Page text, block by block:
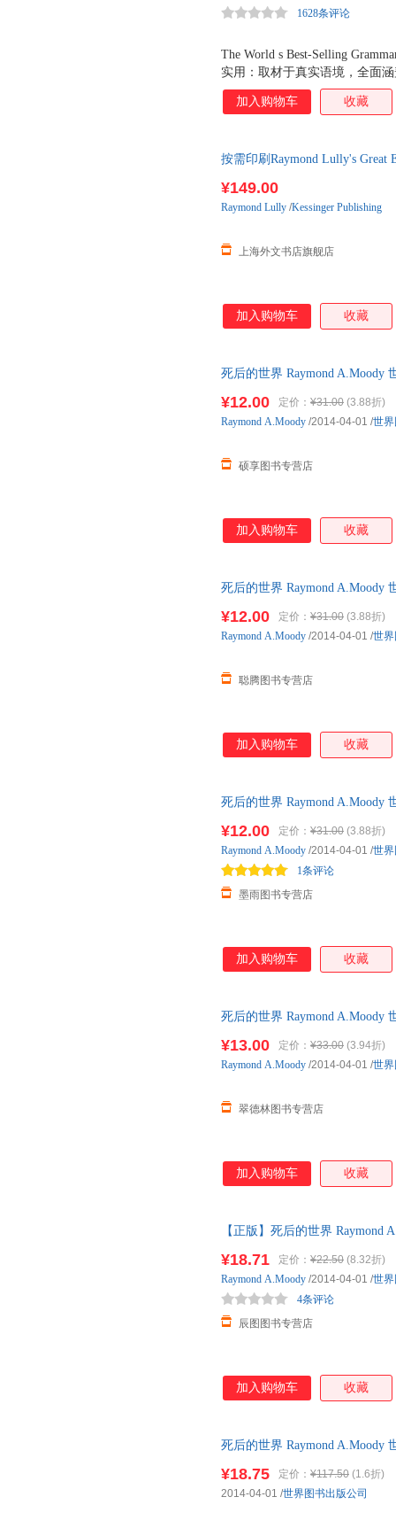
The World s Best-Selling
实用：取材于真实语境，全面
点，方便读者挑选所需内容。
法，右页编排相应练习，随学
法，可迅速定位相关讲解。 《
级，全面修订语法讲解，更新
的使用语境。 《剑桥初级英语
1628条评论
出版社
加入购物车 收藏
按需印刷Raymond Lully's
¥149.00
上海外文书店旗舰店
Raymond Lully /Kessinger Publishing
加入购物车 收藏
死后的世界 Raymond A.Moody
¥12.00 定价： ¥31.00 (3.88折)
硕享图书专营店
Raymond A.Moody /2014-04-01 /世
加入购物车 收藏
死后的世界 Raymond A.Moody
¥12.00 定价： ¥31.00 (3.88折)
聪腾图书专营店
Raymond A.Moody /2014-04-01 /世
加入购物车 收藏
死后的世界 Raymond A.Moody
¥12.00 定价： ¥31.00 (3.88折)
墨雨图书专营店
1条评论
Raymond A.Moody /2014-04-01 /世
加入购物车 收藏
死后的世界 Raymond A.Moody
¥13.00 定价： ¥33.00 (3.94折)
翠德林图书专营店
Raymond A.Moody /2014-04-01 /世
加入购物车 收藏
【正版】死后的世界 Raymond
¥18.71 定价： ¥22.50 (8.32折)
辰图图书专营店
4条评论
Raymond A.Moody /2014-04-01 /世
加入购物车 收藏
死后的世界 Raymond A.Moody
¥18.75 定价： ¥117.50 (1.6折)
2014-04-01 /世界图书出版公司